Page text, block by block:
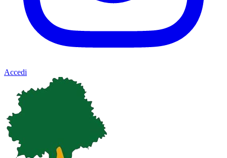
Accedi